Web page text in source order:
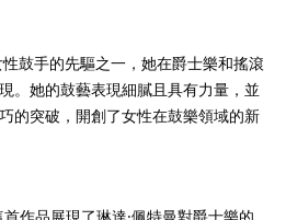
鼓手的先驅之一，她在爵士樂和搖滾
。她的鼓藝表現細膩且具有力量，並
的突破，開創了女性在鼓樂領域的新